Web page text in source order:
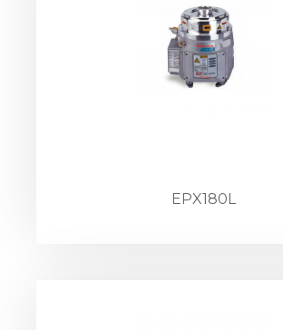
EPX180L